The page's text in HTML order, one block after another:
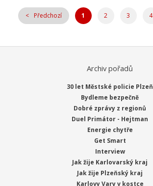
Předchozí 1 2 3 4
Archiv pořadů
30 let Městské policie Plzeň
Bydleme bezpečně
Dobré zprávy z regionů
Duel Primátor - Hejtman
Energie chytře
Get Smart
Interview
Jak žije Karlovarský kraj
Jak žije Plzeňský kraj
Karlovy Vary v kostce